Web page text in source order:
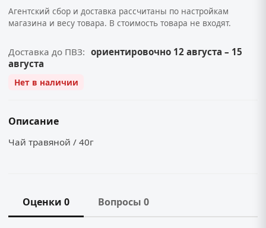
Агентский сбор и доставка рассчитаны по настройкам
магазина и весу товара. В стоимость товара не входят.
Доставка до ПВЗ: ориентировочно 12 августа – 15
августа
Нет в наличии
Описание
Чай травяной / 40г
Оценки 0 Вопросы 0